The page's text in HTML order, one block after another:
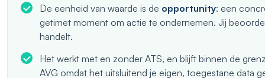
De eenheid van waarde is de opportunity: een
getimet moment om actie te ondernemen. Jij
handelt.
Het werkt met en zonder ATS, en blijft binnen de
AVG omdat het uitsluitend je eigen, toegestane data